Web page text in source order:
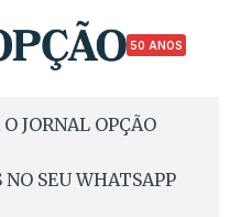
50 ANOS
JORNAL OPÇÃO
SEU WHATSAPP